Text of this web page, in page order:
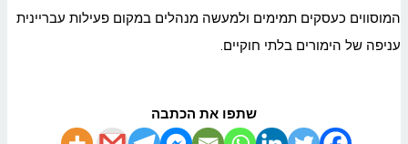
המוסווים כעסקים תמימים ולמעשה מנהלים במקום פעילות עבריינית
עניפה של הימורים בלתי חוקיים.
שתפו את הכתבה